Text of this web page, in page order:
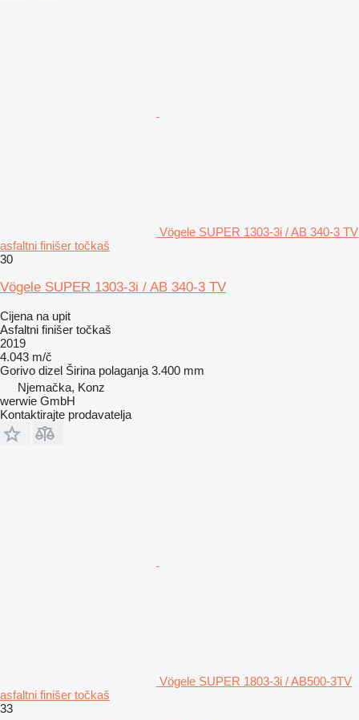
Vögele SUPER 1303-3i / AB 340-3 TV
asfaltni finišer točkaš
30
Vögele SUPER 1303-3i / AB 340-3 TV
Cijena na upit
Asfaltni finišer točkaš
2019
4.043 m/č
Gorivo dizel Širina polaganja 3.400 mm
Njemačka, Konz
werwie GmbH
Kontaktirajte prodavatelja
Vögele SUPER 1803-3i / AB500-3TV
asfaltni finišer točkaš
33